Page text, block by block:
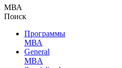
МВА
Поиск
Программы
МВА
General
MBA